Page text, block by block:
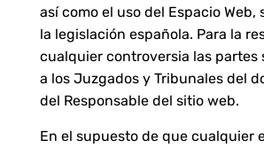
así como el uso del Espacio Web,
la legislación española. Para la
cualquier controversia las partes
a los Juzgados y Tribunales del
del Responsable del sitio web.
En el supuesto de que cualquier